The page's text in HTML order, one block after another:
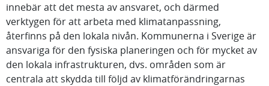
innebär att det mesta av ansvaret, och därmed
verktygen för att arbeta med klimatanpassning,
återfinns på den lokala nivån. Kommunerna i Sverige är
ansvariga för den fysiska planeringen och för mycket av
den lokala infrastrukturen, dvs. områden som är
centrala att skydda till följd av klimatförändringarnas